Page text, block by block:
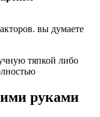
вы думаете
тяпкой либо
руками